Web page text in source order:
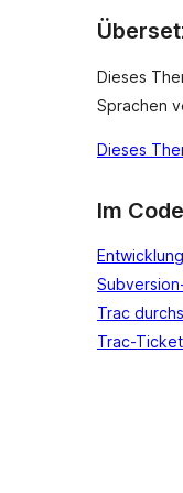
Dieses
Sprachen
Dieses
Im
Trac
Trac-